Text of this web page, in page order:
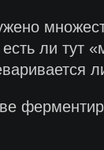
ли тут